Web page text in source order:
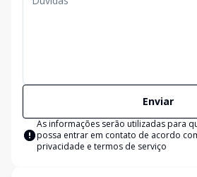
Enviar
As informações serão utilizadas para
possa entrar em contato de acordo
privacidade e termos de serviço